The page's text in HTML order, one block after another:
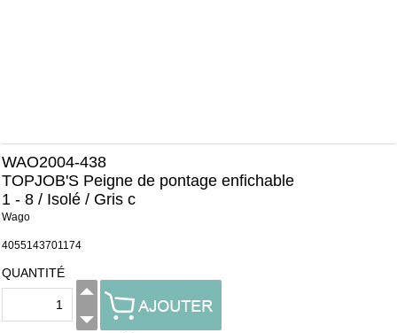
WAO2004-438
TOPJOB'S Peigne de pontage enfichable
1 - 8 / Isolé / Gris c
Wago
4055143701174
QUANTITÉ